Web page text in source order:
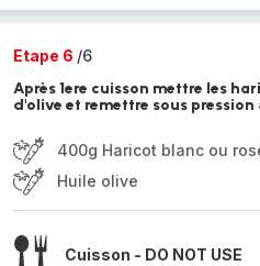
Etape 6 /6
Après 1ere cuisson mettre les
d'olive et remettre sous pression
400g Haricot blanc ou
Huile olive
Cuisson - DO NOT USE